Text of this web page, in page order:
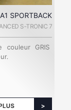
A1 SPORTBACK
S-TRONIC 7
couleur GRIS